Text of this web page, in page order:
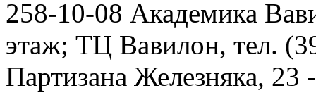
258-10-08 Академика
этаж; ТЦ Вавилон, тел.
Партизана Железняка,